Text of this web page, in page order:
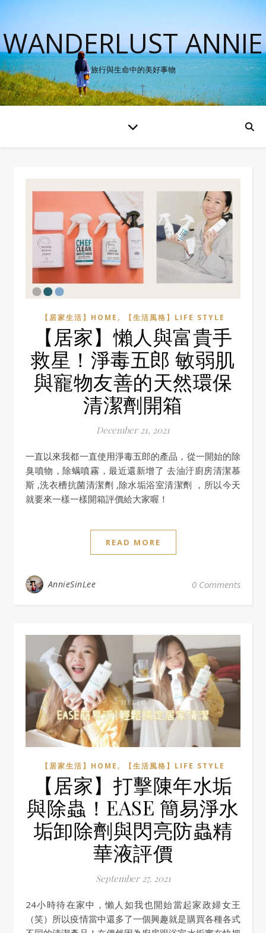
WANDERLUST ANNIE
旅行與生命中的美好事物
【居家生活】HOME , 【生活風格】LIFE STYLE
【居家】懶人與富貴手
救星！淨毒五郎 敏弱肌
與寵物友善的天然環保
清潔劑開箱
December 21, 2021
一直以來我都一直使用淨毒五郎的產品，從一開始的除
臭噴物，除螨噴霧，最近還新增了 去油汙廚房清潔慕
斯 ,洗衣槽抗菌清潔劑 ,除水垢浴室清潔劑 ，所以今天
就要來一樣一樣開箱評價給大家喔！
READ MORE
AnnieSinLee 0 Comments
【居家生活】HOME , 【生活風格】LIFE STYLE
【居家】打擊陳年水垢
與除蟲！EASE 簡易淨水
垢卸除劑與閃亮防蟲精
華液評價
September 27, 2021
24小時待在家中，懶人如我也開始當起家政婦女王
（笑）所以疫情當中還多了一個興趣就是購買各種各式